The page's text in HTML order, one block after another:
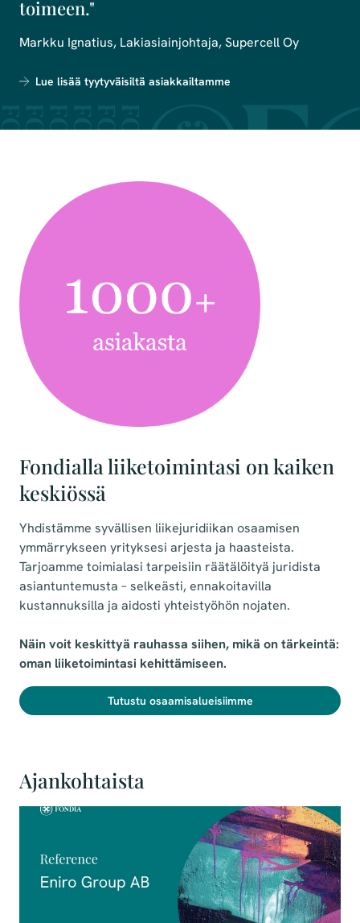
toimeen."
Markku Ignatius, Lakiasiainjohtaja, Supercell Oy
Lue lisää tyytyväisiltä asiakkailtamme
Fondialla liiketoimintasi on kaiken
keskiössä
Yhdistämme syvällisen liikejuridiikan osaamisen
ymmärrykseen yrityksesi arjesta ja haasteista.
Tarjoamme toimialasi tarpeisiin räätälöityä juridista
asiantuntemusta – selkeästi, ennakoitavilla
kustannuksilla ja aidosti yhteistyöhön nojaten.
Näin voit keskittyä rauhassa siihen, mikä on tärkeintä:
oman liiketoimintasi kehittämiseen.
Tutustu osaamisalueisiimme
Ajankohtaista